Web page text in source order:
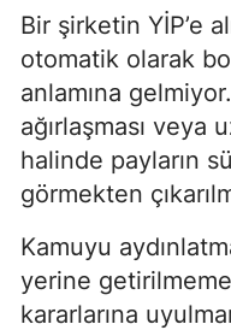
Bir şirketin YİP’e
otomatik olarak
anlamına
ağırlaşması veya
halinde payların
görmekten
Kamuyu
yerine
kararlarına